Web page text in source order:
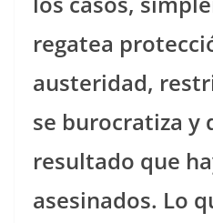
regatea
austeridad,
se burocratiza y
resultado que
asesinados. Lo